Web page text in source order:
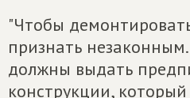
"Чтобы
признать
должны выдать
конструкции,